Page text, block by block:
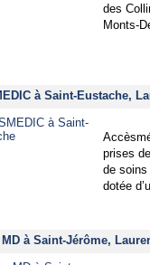
des
Monts-
à Saint-Eustache,
prises
de
dotée
à Saint-Jérôme,